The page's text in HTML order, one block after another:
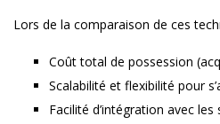
Lors de la comparaison de ces
Coût total de possession
Scalabilité et flexibilité pour
Facilité d’intégration avec